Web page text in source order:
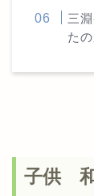
三
た
子供 和